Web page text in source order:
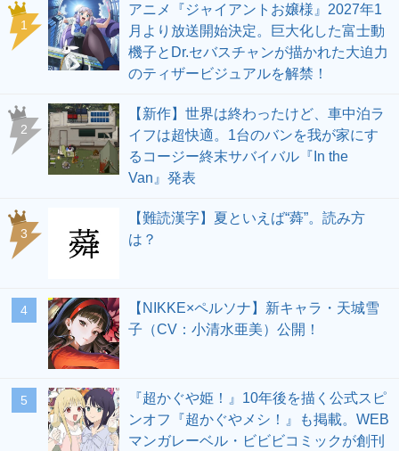
1
アニメ『ジャイアントお嬢様』2027年1
月より放送開始決定。巨大化した富士動
機子とDr.セバスチャンが描かれた大迫力
のティザービジュアルを解禁！
2
【新作】世界は終わったけど、車中泊ラ
イフは超快適。1台のバンを我が家にす
るコージー終末サバイバル『In the
Van』発表
3
【難読漢字】夏といえば“蕣”。読み方
は？
4
【NIKKE×ペルソナ】新キャラ・天城雪
子（CV：小清水亜美）公開！
5
『超かぐや姫！』10年後を描く公式スピ
ンオフ『超かぐやメシ！』も掲載。WEB
マンガレーベル・ビビビコミックが創刊